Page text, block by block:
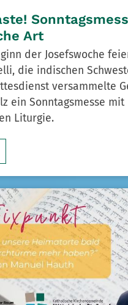
Art
der Josefswoche
die indischen
versammelte
ein Sonntagsmesse
Liturgie.